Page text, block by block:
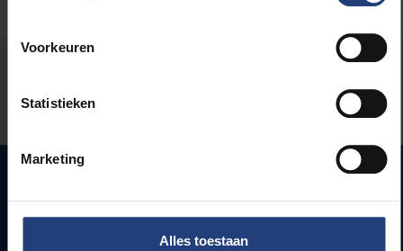
Voorkeuren
Statistieken
Marketing
Alles toestaan
Snel naar